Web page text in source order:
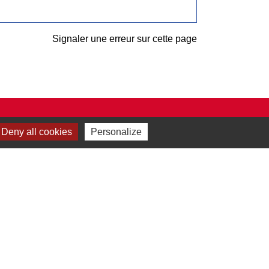
Signaler une erreur sur cette page
all cookies Personalize